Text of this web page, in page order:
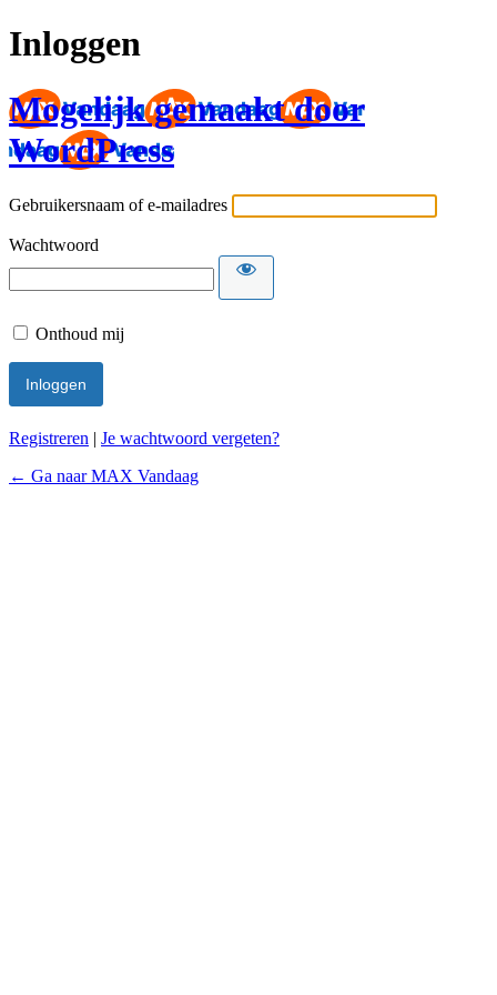
Inloggen
Mogelijk gemaakt door
WordPress
Gebruikersnaam of e-mailadres
Wachtwoord
Onthoud mij
Registreren | Je wachtwoord vergeten?
← Ga naar MAX Vandaag